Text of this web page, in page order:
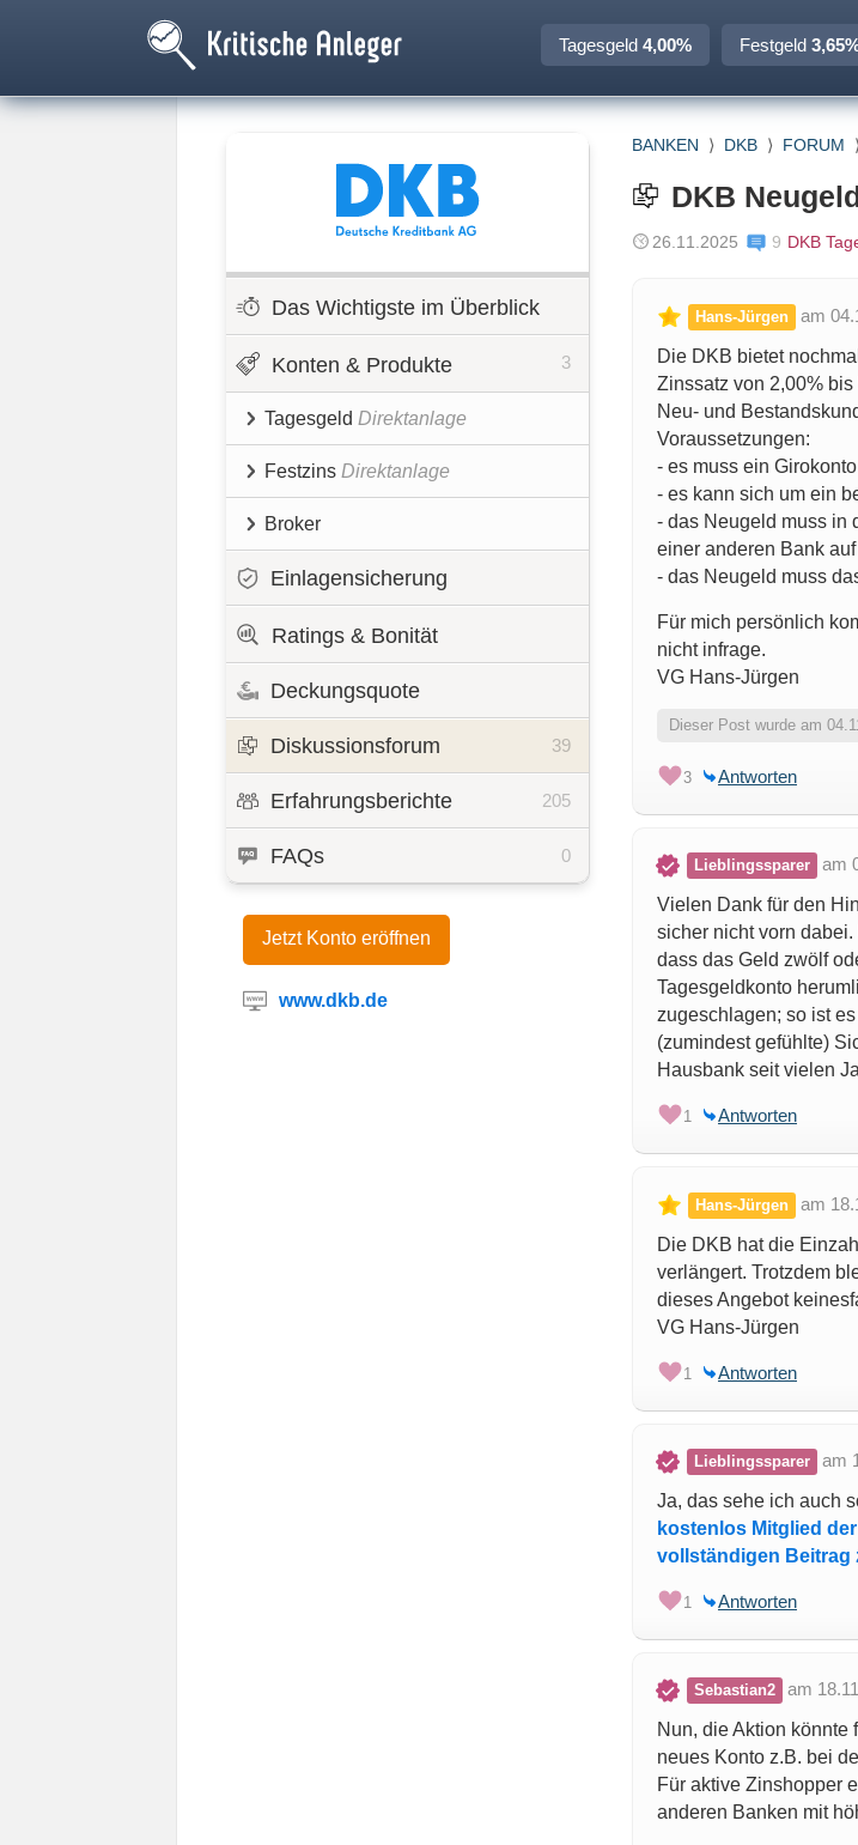
Tagesgeld 4,00% Festgeld
Das Wichtigste im Überblick
Konten & Produkte 3
Tagesgeld Direktanlage
Festzins Direktanlage
Broker
Einlagensicherung
Ratings & Bonität
Deckungsquote
Diskussionsforum 39
Erfahrungsberichte 205
FAQs 0
Jetzt Konto eröffnen
www.dkb.de
BANKEN ⟩ DKB ⟩ FORUM
DKB
26.11.2025 9 DKB
Hans-Jürgen
am
Die DKB bietet
Zinssatz von 2,00%
Neu- und
Voraussetzungen:
- es muss ein
- es kann sich um ein
- das Neugeld muss in
einer anderen Bank
- das Neugeld muss
Für mich persönlich
nicht infrage.
VG Hans-Jürgen
Dieser Post wurde am
3 Antworten
Lieblingssparer
am
Vielen Dank für den
sicher nicht vorn
dass das Geld zwölf
Tagesgeldkonto
zugeschlagen; so ist
(zumindest gefühlte)
Hausbank seit vielen
1 Antworten
Hans-Jürgen
am
Die DKB hat die
verlängert. Trotzdem
dieses Angebot
VG Hans-Jürgen
1 Antworten
Lieblingssparer
am
Ja, das sehe ich auch
kostenlos Mitglied
vollständigen Beitrag
1 Antworten
Sebastian2
am
Nun, die Aktion könnte
neues Konto z.B. bei
Für aktive Zinshopper
anderen Banken mit